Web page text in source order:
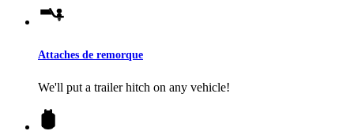
Attaches de remorque
We'll put a trailer hitch on any vehicle!